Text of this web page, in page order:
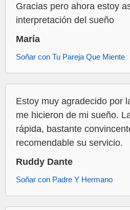
Gracias pero ahora estoy
interpretación del sueño
María
Soñar con Tu Pareja Que Miente
Estoy muy agradecido por
me hicieron de mi sueño.
rápida, bastante
recomendable su servicio.
Ruddy Dante
Soñar con Padre Y Hermano